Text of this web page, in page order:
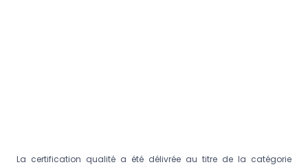
La certification qualité a été délivrée au titre de la catégorie